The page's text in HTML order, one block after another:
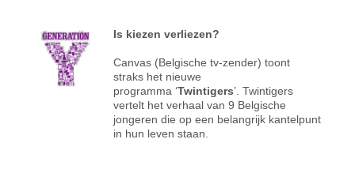
Is kiezen verliezen?
Canvas (Belgische tv-zender) toont
straks het nieuwe
programma ‘Twintigers’. Twintigers
vertelt het verhaal van 9 Belgische
jongeren die op een belangrijk kantelpunt
in hun leven staan.